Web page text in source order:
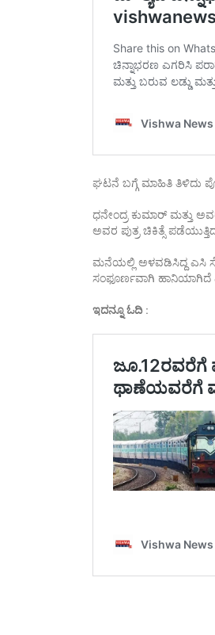
ಘಟನೆ ಬಗ್ಗೆ ಮಾಹಿತಿ ತಿಳಿದು
ಧನೇಂದ್ರ ಕುಮಾರ್ ಮತ್ತು
ಅವರ ಪುತ್ರ ಚಿಕಿತ್ಸೆ
ಮನೆಯಲ್ಲಿ ಅಳವಡಿಸಿದ್ದ ಎಸಿ
ಸಂಫೂರ್ಣವಾಗಿ ಹಾನಿಯಾಗಿದೆ
ಇದನ್ನೂ ಓದಿ :